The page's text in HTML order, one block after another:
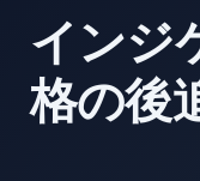
インジ
格の後